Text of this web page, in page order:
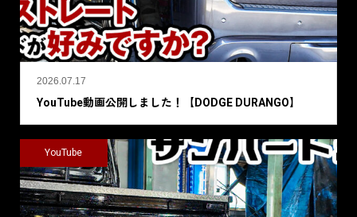
2026.07.17
YouTube動画公開しました！【DODGE DURANGO】
YouTube